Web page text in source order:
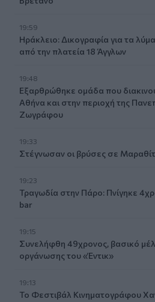
19:59
Ηράκλειο: Δικογραφία για τα
από την πλατεία 18 Άγγλων
19:48
Εξαρθρώθηκε ομάδα που
Αθήνα και στην περιοχή της
Ζωγράφου
19:33
Στέγνωσαν οι βρύσες σε
19:23
Τραγωδία στην Πάρο: Πνίγηκε
bar
19:15
Συνελήφθη 49χρονος, βασικό
οργάνωσης του «Έντικ»
19:13
Το Φεστιβάλ Κινηματογράφου